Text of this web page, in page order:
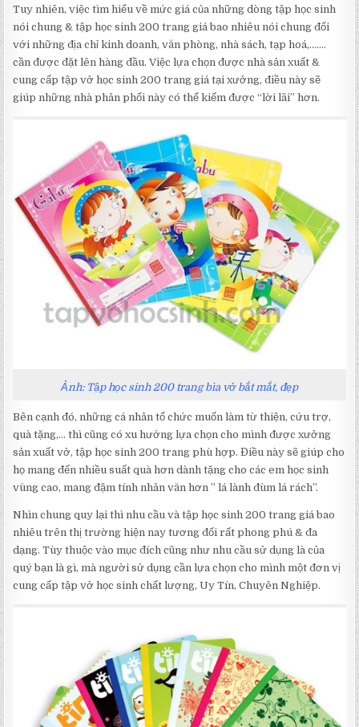
Tuy nhiên, việc tìm hiểu về mức giá của những dòng tập học sinh
nói chung & tập học sinh 200 trang giá bao nhiêu nói chung đối
với những địa chỉ kinh doanh, văn phòng, nhà sách, tạp hoá,…….
cần được đặt lên hàng đầu. Việc lựa chọn được nhà sản xuất &
cung cấp tập vở học sinh 200 trang giá tại xưởng, điều này sẽ
giúp những nhà phân phối này có thể kiếm được “lời lãi” hơn.
Ảnh: Tập học sinh 200 trang bìa vở bắt mắt, đẹp
Bên cạnh đó, những cá nhân tổ chức muốn làm từ thiện, cứu trợ,
quà tặng,… thì cũng có xu hướng lựa chọn cho mình được xưởng
sản xuất vở, tập học sinh 200 trang phù hợp. Điều này sẽ giúp cho
họ mang đến nhiều suất quà hơn dành tặng cho các em học sinh
vùng cao, mang đậm tính nhân văn hơn ” lá lành đùm lá rách”.
Nhìn chung quy lại thì nhu cầu và tập học sinh 200 trang giá bao
nhiêu trên thị trường hiện nay tương đối rất phong phú & đa
dạng. Tùy thuộc vào mục đích cũng như nhu cầu sử dụng là của
quý bạn là gì, mà người sử dụng cần lựa chọn cho mình một đơn vị
cung cấp tập vở học sinh chất lượng, Uy Tín, Chuyên Nghiệp.